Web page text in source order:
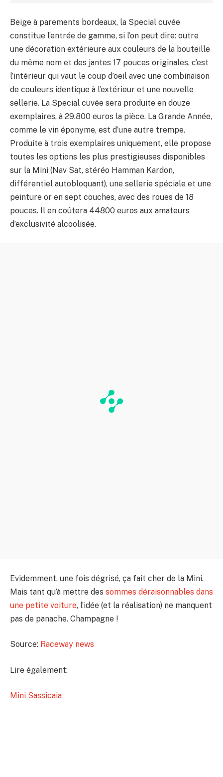
Beige à parements bordeaux, la Special cuvée
constitue l’entrée de gamme, si l’on peut dire: outre
une décoration extérieure aux couleurs de la bouteille
du même nom et des jantes 17 pouces originales, c’est
l’intérieur qui vaut le coup d’oeil avec une combinaison
de couleurs identique à l’extérieur et une nouvelle
sellerie. La Special cuvée sera produite en douze
exemplaires, à 29.800 euros la pièce. La Grande Année,
comme le vin éponyme, est d’une autre trempe.
Produite à trois exemplaires uniquement, elle propose
toutes les options les plus prestigieuses disponibles
sur la Mini (Nav Sat, stéréo Hamman Kardon,
différentiel autobloquant), une sellerie spéciale et une
peinture or en sept couches, avec des roues de 18
pouces. Il en coûtera 44800 euros aux amateurs
d’exclusivité alcoolisée.
Evidemment, une fois dégrisé, ça fait cher de la Mini.
Mais tant qu’à mettre des sommes déraisonnables dans
une petite voiture, l’idée (et la réalisation) ne manquent
pas de panache. Champagne !
Source: Raceway news
Lire également:
Mini Sassicaia